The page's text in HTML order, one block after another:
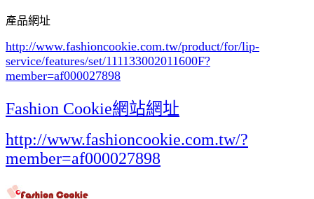
產品網址
http://www.fashioncookie.com.tw/product/for/lip-
service/features/set/111133002011600F?
member=af000027898
Fashion Cookie網站網址
http://www.fashioncookie.com.tw/?
member=af000027898